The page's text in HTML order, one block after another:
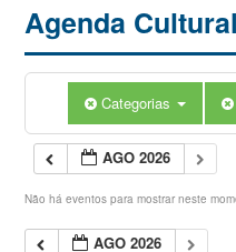
Agenda Cultural
Categorias
AGO 2026
Não há eventos para mostrar neste
AGO 2026